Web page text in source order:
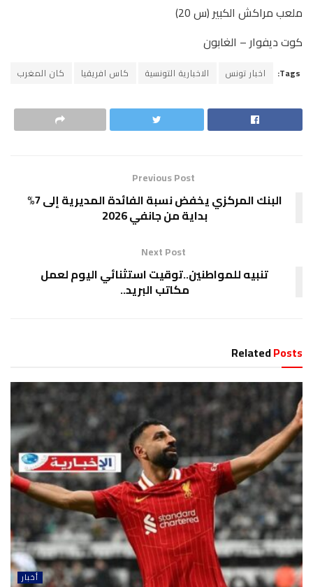
ملعب مراكش الكبير (س 20)
كوت ديفوار – الغابون
Tags: اخبار تونس الاخبارية التونسية كاس افريقيا كان المغرب
Previous Post
البنك المركزي يخفض نسبة الفائدة المديرية إلى 7%
بداية من جانفي 2026
Next Post
تنبيه للمواطنين..توقيت استثنائي اليوم لعمل
مكاتب البريد..
RelatedPosts
أخبار